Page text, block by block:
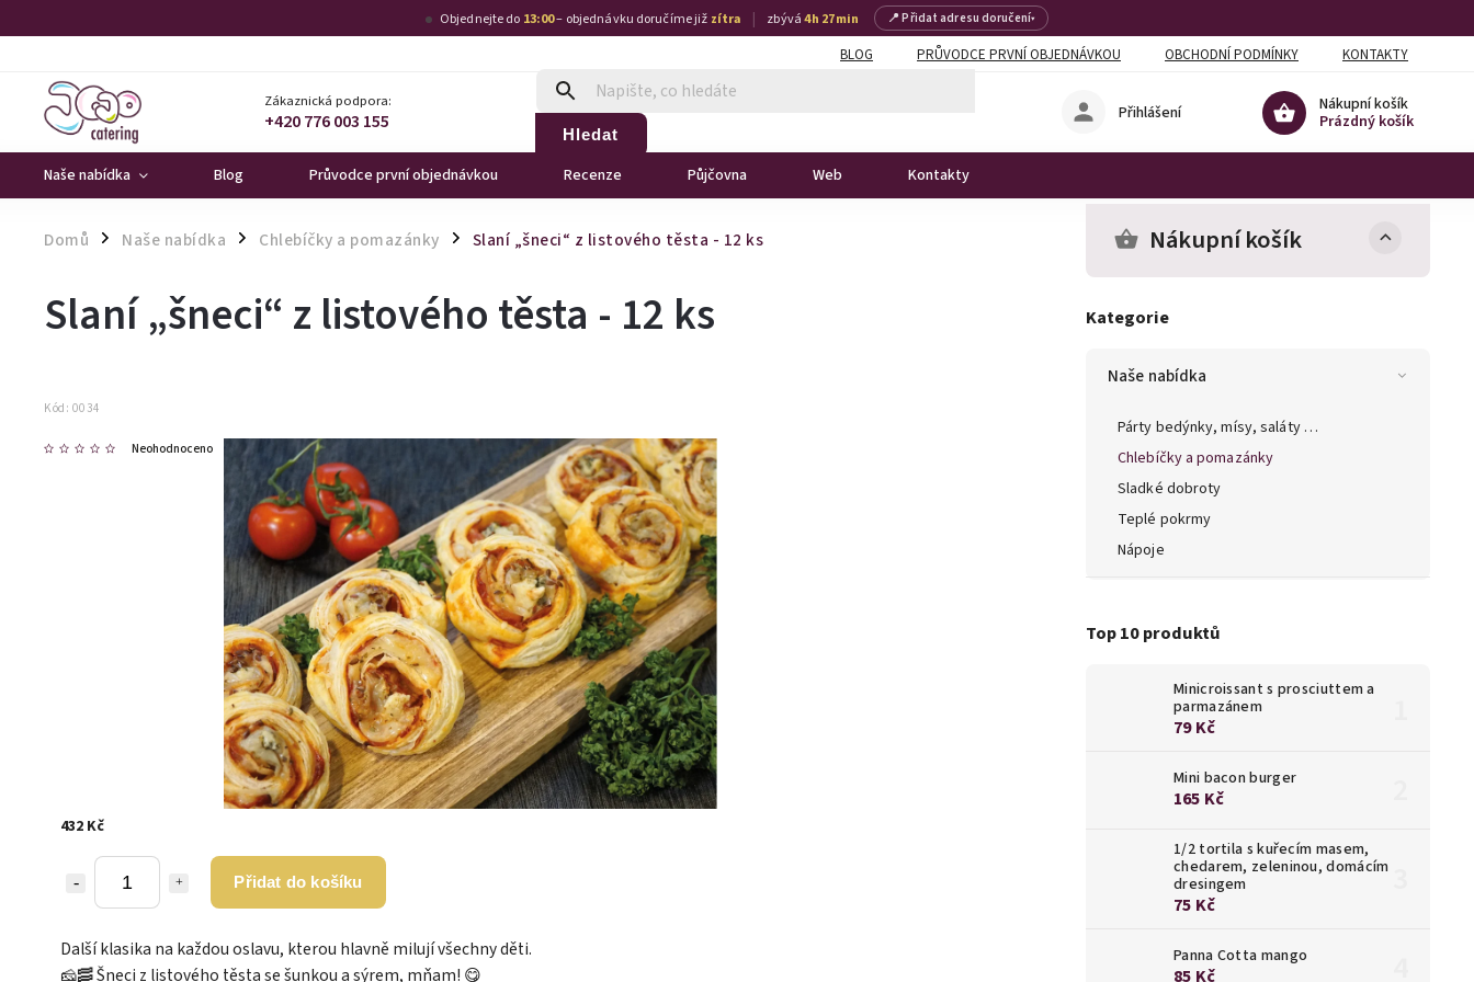
Objednejte do 13:00– objednávku doručíme již zítra | zbývá4 h 27 min 📍 Přidat adresu doručení▾
BLOG PRŮVODCE PRVNÍ OBJEDNÁVKOU OBCHODNÍ PODMÍNKY KONTAKTY
Zákaznická podpora:
+420 776 003 155 Hledat
Nákupní košík
Prázdný košík
Přihlášení
Naše nabídka Blog Průvodce první objednávkou Recenze Půjčovna Web Kontakty
Domů / Naše nabídka / Chlebíčky a pomazánky / Slaní „šneci“ z listového těsta - 12 ks Nákupní košík
Kategorie
Naše nabídka
Párty bedýnky, mísy, saláty …
Chlebíčky a pomazánky
Sladké dobroty
Teplé pokrmy
Nápoje
Top 10 produktů
Minicroissant s prosciuttem a
parmazánem
79 Kč
Mini bacon burger
165 Kč
1/2 tortila s kuřecím masem,
chedarem, zeleninou, domácím
dresingem
75 Kč
Panna Cotta mango
85 Kč
Slaní „šneci“ z listového těsta - 12 ks
Kód: 0034
Neohodnoceno
432 Kč
Přidat do košíku
Další klasika na každou oslavu, kterou hlavně milují všechny děti.
🧀🥓 Šneci z listového těsta se šunkou a sýrem, mňam! 😋